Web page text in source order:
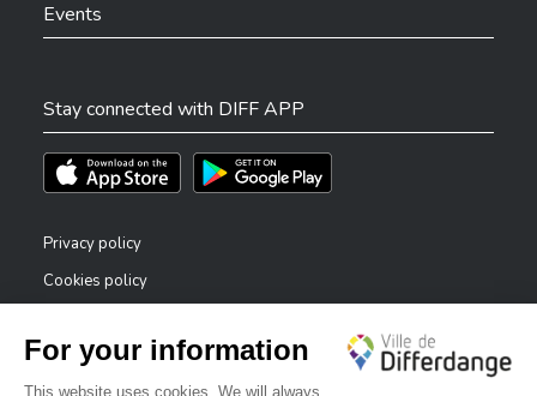
Events
Stay connected with DIFF APP
Téléchargez l'app sur l'App StoreTéléchargez l'app sur Play Store
Privacy policy
Cookies policy
Accessibility statement
✕